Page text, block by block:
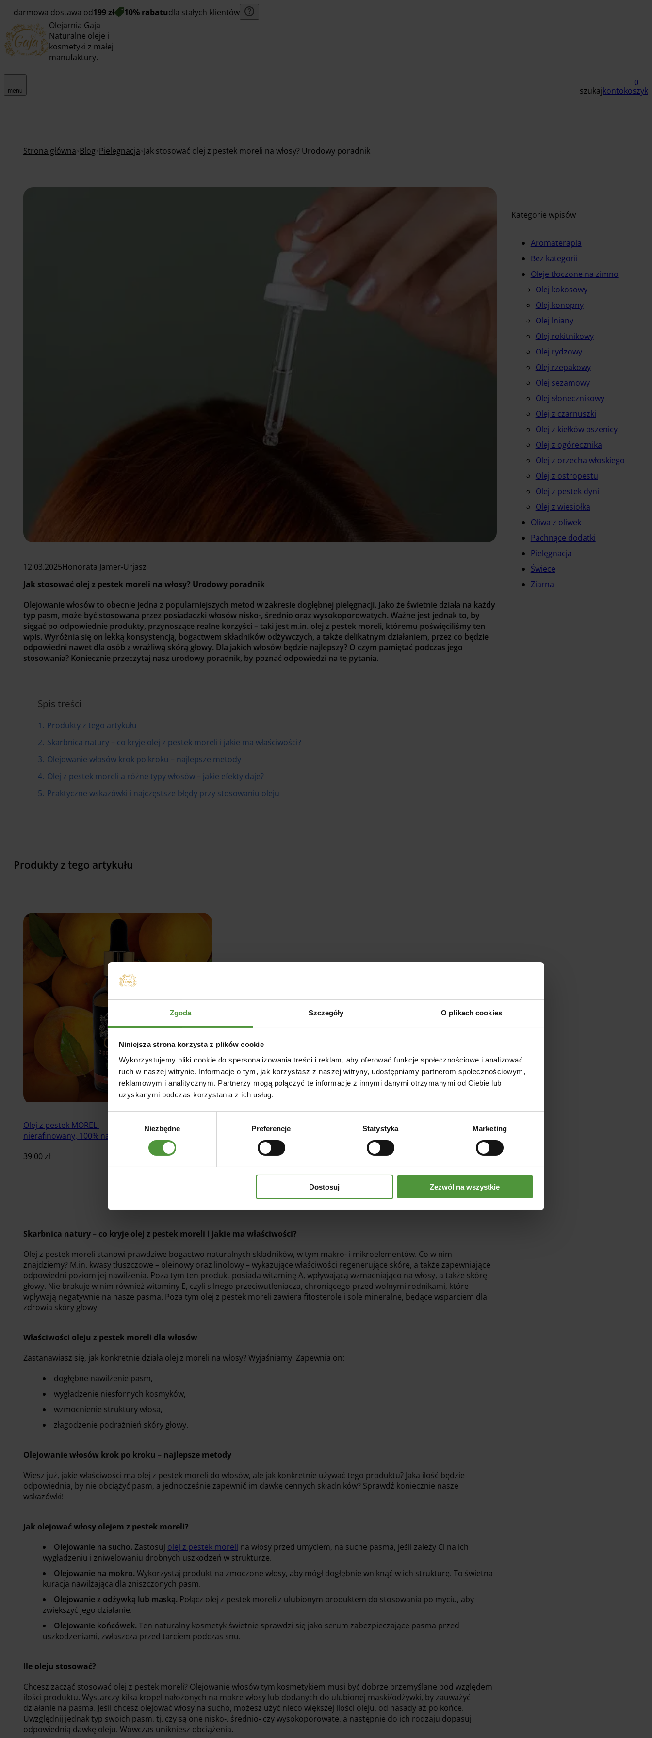
Zgoda Szczegóły O plikach cookies
Niniejsza strona korzysta z plików cookie
Wykorzystujemy pliki cookie do spersonalizowania treści i reklam, aby oferować funkcje społecznościowe i analizować
ruch w naszej witrynie. Informacje o tym, jak korzystasz z naszej witryny, udostępniamy partnerom społecznościowym,
reklamowym i analitycznym. Partnerzy mogą połączyć te informacje z innymi danymi otrzymanymi od Ciebie lub
uzyskanymi podczas korzystania z ich usług.
Niezbędne Preferencje Statystyka Marketing
Dostosuj Zezwól na wszystkie
darmowa dostawa od199 zł 10% rabatudla stałych klientów
Olejarnia Gaja
Naturalne oleje i
kosmetyki z małej
manufaktury.
menu szukajkonto
0
koszyk
Strona główna Blog Pielęgnacja Jak stosować olej z pestek moreli na włosy? Urodowy poradnik
12.03.2025Honorata Jamer-Urjasz
Jak stosować olej z pestek moreli na włosy? Urodowy poradnik
Olejowanie włosów to obecnie jedna z popularniejszych metod w zakresie dogłębnej pielęgnacji. Jako że świetnie działa na każdy
typ pasm, może być stosowana przez posiadaczki włosów nisko-, średnio oraz wysokoporowatych. Ważne jest jednak to, by
sięgać po odpowiednie produkty, przynoszące realne korzyści – taki jest m.in. olej z pestek moreli, któremu poświęciliśmy ten
wpis. Wyróżnia się on lekką konsystencją, bogactwem składników odżywczych, a także delikatnym działaniem, przez co będzie
odpowiedni nawet dla osób z wrażliwą skórą głowy. Dla jakich włosów będzie najlepszy? O czym pamiętać podczas jego
stosowania? Koniecznie przeczytaj nasz urodowy poradnik, by poznać odpowiedzi na te pytania.
Spis treści
1. Produkty z tego artykułu
2. Skarbnica natury – co kryje olej z pestek moreli i jakie ma właściwości?
3. Olejowanie włosów krok po kroku – najlepsze metody
4. Olej z pestek moreli a różne typy włosów – jakie efekty daje?
5. Praktyczne wskazówki i najczęstsze błędy przy stosowaniu oleju
Produkty z tego artykułu
Olej z pestek MORELI
nierafinowany, 100% naturalny
39.00 zł
Skarbnica natury – co kryje olej z pestek moreli i jakie ma właściwości?
Olej z pestek moreli stanowi prawdziwe bogactwo naturalnych składników, w tym makro- i mikroelementów. Co w nim
znajdziemy? M.in. kwasy tłuszczowe – oleinowy oraz linolowy – wykazujące właściwości regenerujące skórę, a także zapewniające
odpowiedni poziom jej nawilżenia. Poza tym ten produkt posiada witaminę A, wpływającą wzmacniająco na włosy, a także skórę
głowy. Nie brakuje w nim również witaminy E, czyli silnego przeciwutleniacza, chroniącego przed wolnymi rodnikami, które
wpływają negatywnie na nasze pasma. Poza tym olej z pestek moreli zawiera fitosterole i sole mineralne, będące wsparciem dla
zdrowia skóry głowy.
Właściwości oleju z pestek moreli dla włosów
Zastanawiasz się, jak konkretnie działa olej z moreli na włosy? Wyjaśniamy! Zapewnia on:
dogłębne nawilżenie pasm,
wygładzenie niesfornych kosmyków,
wzmocnienie struktury włosa,
złagodzenie podrażnień skóry głowy.
Olejowanie włosów krok po kroku – najlepsze metody
Wiesz już, jakie właściwości ma olej z pestek moreli do włosów, ale jak konkretnie używać tego produktu? Jaka ilość będzie
odpowiednia, by nie obciążyć pasm, a jednocześnie zapewnić im dawkę cennych składników? Sprawdź koniecznie nasze
wskazówki!
Jak olejować włosy olejem z pestek moreli?
Olejowanie na sucho. Zastosuj olej z pestek moreli na włosy przed umyciem, na suche pasma, jeśli zależy Ci na ich
wygładzeniu i zniwelowaniu drobnych uszkodzeń w strukturze.
Olejowanie na mokro. Wykorzystaj produkt na zmoczone włosy, aby mógł dogłębnie wniknąć w ich strukturę. To świetna
kuracja nawilżająca dla zniszczonych pasm.
Olejowanie z odżywką lub maską. Połącz olej z pestek moreli z ulubionym produktem do stosowania po myciu, aby
zwiększyć jego działanie.
Olejowanie końcówek. Ten naturalny kosmetyk świetnie sprawdzi się jako serum zabezpieczające pasma przed
uszkodzeniami, zwłaszcza przed tarciem podczas snu.
Ile oleju stosować?
Chcesz zacząć stosować olej z pestek moreli? Olejowanie włosów tym kosmetykiem musi być dobrze przemyślane pod względem
ilości produktu. Wystarczy kilka kropel nałożonych na mokre włosy lub dodanych do ulubionej maski/odżywki, by zauważyć
działanie na pasma. Jeśli chcesz olejować włosy na sucho, możesz użyć nieco większej ilości oleju, od nasady aż po końce.
Uwzględnij jednak typ swoich pasm, tj. czy są one nisko-, średnio- czy wysokoporowate, a następnie do ich rodzaju dopasuj
odpowiednią dawkę oleju. Wówczas unikniesz obciążenia.
Kategorie wpisów
Aromaterapia
Bez kategorii
Oleje tłoczone na zimno
Olej kokosowy
Olej konopny
Olej lniany
Olej rokitnikowy
Olej rydzowy
Olej rzepakowy
Olej sezamowy
Olej słonecznikowy
Olej z czarnuszki
Olej z kiełków pszenicy
Olej z ogórecznika
Olej z orzecha włoskiego
Olej z ostropestu
Olej z pestek dyni
Olej z wiesiołka
Oliwa z oliwek
Pachnące dodatki
Pielęgnacja
Świece
Ziarna